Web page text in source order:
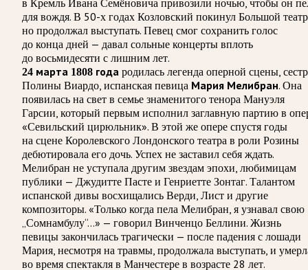
для вождя. В 50-х годах Козловский покинул Большой
но продолжал выступать. Певец смог сохранить голос
до конца дней — давал сольные концерты вплоть
до восьмидесяти с лишним лет.
24 марта 1808 года родилась легенда оперной сцены,
Полины Виардо, испанская певица Мария Мелибран. Она
появилась на свет в семье знаменитого тенора Мануэля
Гарсии, который первым исполнил заглавную партию в
«Севильский цирюльник». В этой же опере спустя годы
на сцене Королевского Лондонского театра в роли Розины
дебютировала его дочь. Успех не заставил себя ждать.
Мелибран не уступала другим звездам эпохи, любимицам
публики — Джудитте Пасте и Генриетте Зонтаг. Талантом
испанской дивы восхищались Верди, Лист и другие
композиторы. «Только когда пела Мелибран, я узнавал свою
„Сомнамбулу“…» — говорил Винченцо Беллини. Жизнь
певицы закончилась трагически — после падения с лошади
Мария, несмотря на травмы, продолжала выступать, и
во время спектакля в Манчестере в возрасте 28 лет.